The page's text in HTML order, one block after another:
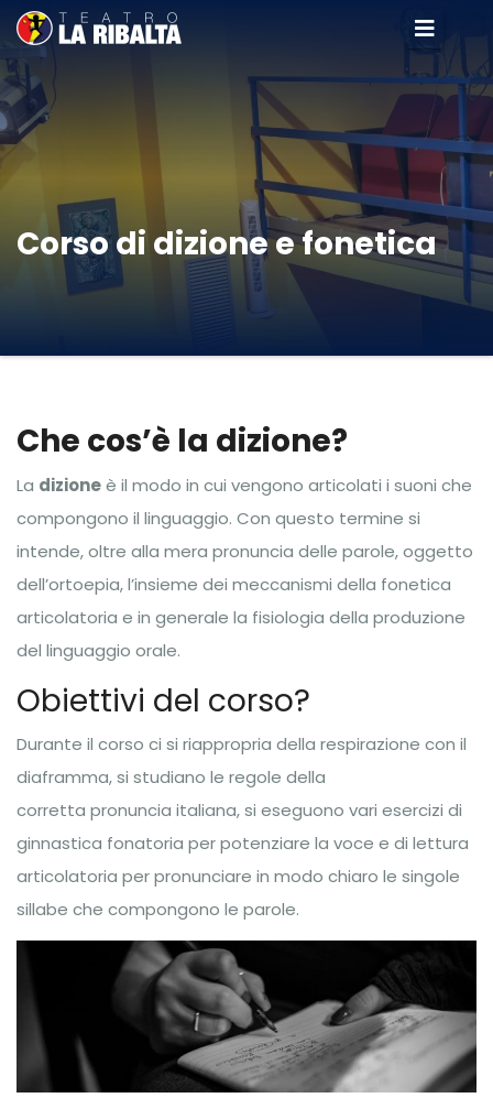
Corso di dizione e fonetica
Che cos’è la dizione?
La dizioneè il modo in cui vengono articolati i suoni che
compongono il linguaggio. Con questo termine si
intende, oltre alla mera pronuncia delle parole, oggetto
dell’ortoepia, l’insieme dei meccanismi della fonetica
articolatoria e in generale la fisiologia della produzione
del linguaggio orale.
Obiettivi del corso?
Durante il corso ci si riappropria della respirazione con il
diaframma, si studiano le regole della
corretta pronuncia italiana, si eseguono vari esercizi di
ginnastica fonatoria per potenziare la voce e di lettura
articolatoria per pronunciare in modo chiaro le singole
sillabe che compongono le parole.